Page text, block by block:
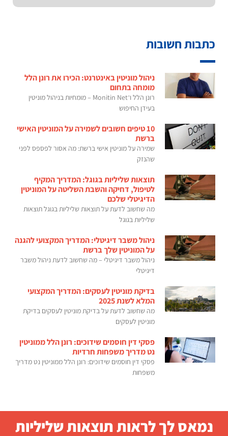
כתבות חשובות
ניהול מוניטין באינטרנט: הכירו את רונן הלל
מומחה בתחום
רונן הלל ו־Monitin Net – מומחיות בניהול מוניטין
בעידן החיפוש
10 טיפים חשובים לשמירה על המוניטין האישי
ברשת
שמירה על מוניטין אישי ברשת: מה אסור לפספס לפני
שהנזק
תוצאות שליליות בגוגל: המדריך המקיף
לטיפול, דחיקה והשבת השליטה על המוניטין
הדיגיטלי שלכם
מה שחשוב לדעת על תוצאות שליליות בגוגל תוצאות
שליליות בגוגל
ניהול משבר דיגיטלי: המדריך המקצועי להגנה
על המוניטין שלך ברשת
ניהול משבר דיגיטלי – מה שחשוב לדעת ניהול משבר
דיגיטלי
בדיקת מוניטין לעסקים: המדריך המקצועי
המלא לשנת 2025
מה שחשוב לדעת על בדיקת מוניטין לעסקים בדיקת
מוניטין לעסקים
פסקי דין חוסמים שידוכים: רונן הלל ממוניטין
נט מדריך משפחות חרדיות
פסקי דין חוסמים שידוכים: רונן הלל ממוניטין נט מדריך
משפחות
נמאס לך לראות תוצאות שליליות